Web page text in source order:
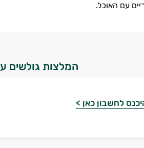
המלצות גולשים
לחשבון כאן >